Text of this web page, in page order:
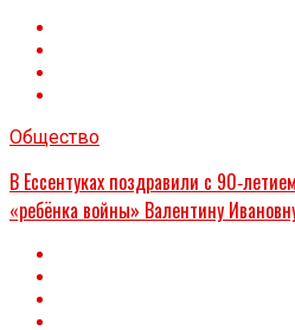
Общество
В Ессентуках поздравили с
«ребёнка войны» Валентину